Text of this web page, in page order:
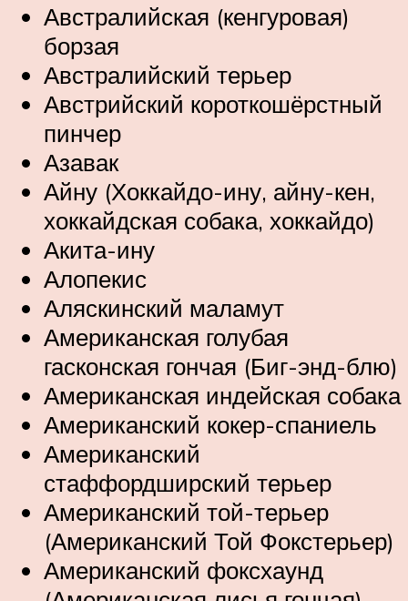
Австралийская (кенгуровая)
борзая
Австралийский терьер
Австрийский короткошёрстный
пинчер
Азавак
Айну (Хоккайдо-ину, айну-кен,
хоккайдская собака, хоккайдо)
Акита-ину
Алопекис
Аляскинский маламут
Американская голубая
гасконская гончая (Биг-энд-блю)
Американская индейская собака
Американский кокер-спаниель
Американский
стаффордширский терьер
Американский той-терьер
(Американский Той Фокстерьер)
Американский фоксхаунд